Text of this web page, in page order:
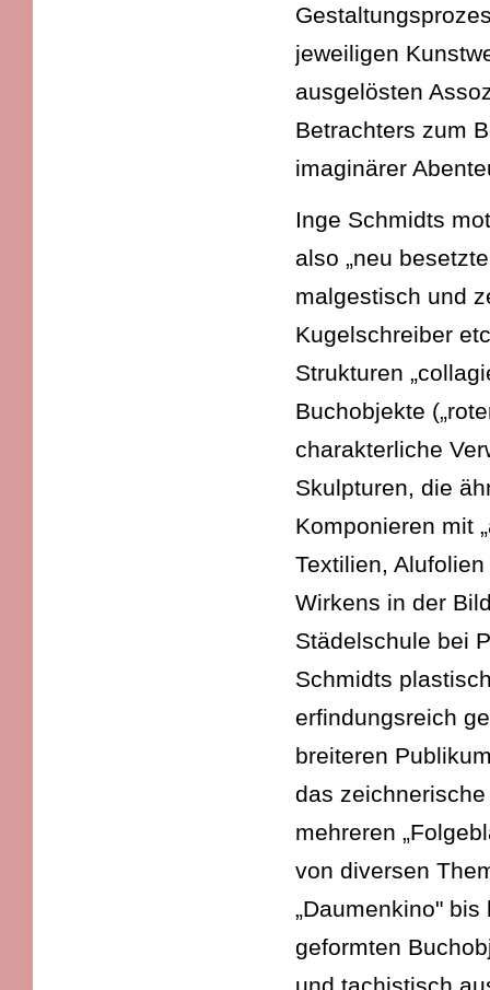
jeweiligen
ausgelösten
Betrachters zum
imaginärer
Inge Schmidts
also „neu
malgestisch und
Kugelschreiber
Strukturen
Buchobjekte
charakterliche
Skulpturen, die
Komponieren mit
Textilien,
Wirkens in der
Städelschule bei
Schmidts
erfindungsreich
breiteren
das
mehreren
von diversen
„Daumenkino"
geformten
und tachistisch